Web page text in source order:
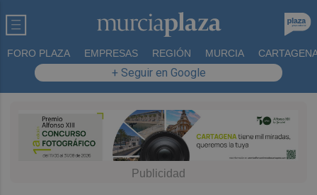
FORO PLAZA EMPRESAS REGIÓN MURCIA
+ Seguir en Google